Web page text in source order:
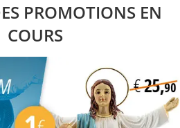
PROMOTIONS EN
COURS